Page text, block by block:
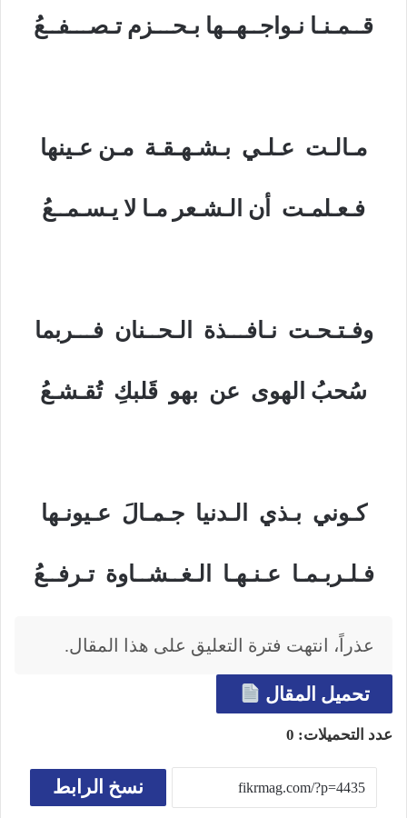
قــمـنـا نـواجــهــها بـحـــزم تـصـــفــعُ
مـالـت عـلـي بـشـهـقـة مـن عـينها
فـعـلمـت أن الـشـعر مـا لا يـسـمــعُ
وفـتـحـت نـافـــذة الـحــنان فـــربما
سُحبُ الهوى عن بهو قَلبكِ تُقـشـعُ
كـوني بـذي الـدنيا جـمـالَ عـيونـها
فـلـربـمـا عـنـهـا الـغــشــاوة تـرفــعُ
عذراً، انتهت فترة التعليق على هذا المقال.
تحميل المقال
عدد التحميلات: 0
نسخ الرابط